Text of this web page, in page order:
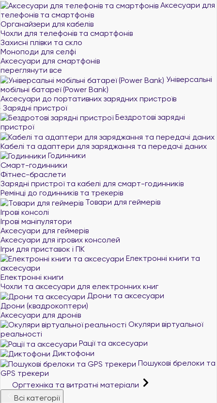
Аксесуари для
телефонів та смартфонів
Органайзери для кабелів
Чохли для телефонів та смартфонів
Захисні плівки та скло
Моноподи для селфі
Аксесуари для смартфонів
переглянути все
Універсальні
мобільні батареї (Power Bank)
Аксесуари до портативних зарядних пристроїв
Зарядні пристрої
Бездротові зарядні
пристрої
Кабелі та адаптери для заряджання та передачі даних
Годинники
Смарт-годинники
Фітнес-браслети
Зарядні пристрої та кабелі для смарт-годинників
Ремінці до годинників та трекерів
Товари для геймерів
Ігрові консолі
Ігрові маніпулятори
Аксесуари для геймерів
Аксесуари для ігрових консолей
Ігри для приставок і ПК
Електронні книги та
аксесуари
Електронні книги
Чохли та аксесуари для електронних книг
Дрони та аксесуари
Дрони (квадрокоптери)
Аксесуари для дронів
Окуляри віртуальної
реальності
Рації та аксесуари
Диктофони
Пошукові брелоки та
GPS трекери
Оргтехніка та витратні матеріали
Всі категорії